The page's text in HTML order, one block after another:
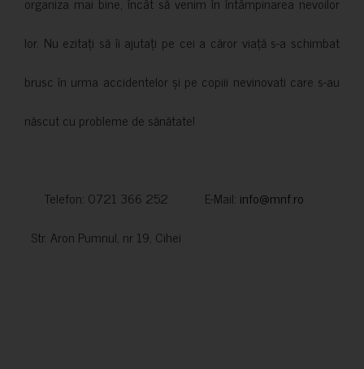
lor. Nu ezitați să îi ajutați pe cei a căror viață s-a schimbat
brusc în urma accidentelor și pe copiii nevinovati care s-au
născut cu probleme de sănătate!
Telefon: 0721 366 252 E-Mail: info@mnf.ro
Str. Aron Pumnul, nr 19, Cihei